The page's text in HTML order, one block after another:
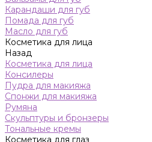
Карандаши для губ
Помада для губ
Масло для губ
Косметика для лица
Назад
Косметика для лица
Консилеры
Пудра для макияжа
Спонжи для макияжа
Румяна
Скульптуры и бронзеры
Тональные кремы
Косметика для глаз